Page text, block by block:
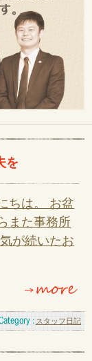
を
ちは。 お盆
また事務所
が続いたお
スタッフ日記